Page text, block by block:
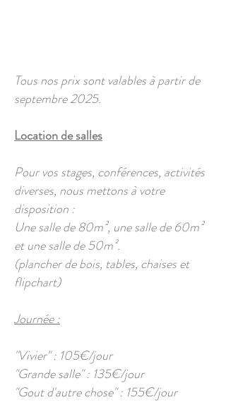
Tous nos prix sont valables à partir de
septembre 2025.
Location de salles
Pour vos stages, conférences, activités
diverses, nous mettons à votre
disposition :
Une salle de 80m², une salle de 60m²
et une salle de 50m².
(plancher de bois, tables, chaises et
flipchart)
Journée :
"Vivier" : 105€/jour
"Grande salle" : 135€/jour
"Gout d'autre chose" : 155€/jour